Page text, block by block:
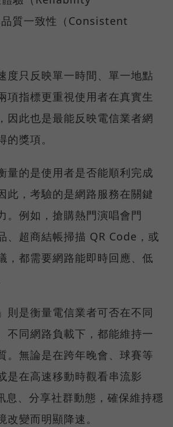
質一致性（Consistent
度只反映單一時間、單一地點
項指標更重視使用者在真實生
因此也是最能反映電信業者網
獎項。
量的是使用者是否能順利完成
此，考驗的是網路服務在關鍵
。例如，搶購熱門演唱會門
、超商結帳掃描 QR Code，或
，都需要網路能即時回應、低
則是衡量電信業者可否在不同
不同網路負載下，都能維持一
。無論是在跨年晚會、球賽等
是在高速移動時觀看串流影
息、分享社群動態，確保維持穩
改變而明顯降速。